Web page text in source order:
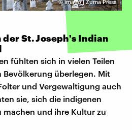
©imago | Zuma Press
St. Joseph's Indian
fühlten sich in vielen Teilen
Bevölkerung überlegen. Mit
und Vergewaltigung auch
sie, sich die indigenen
machen und ihre Kultur zu